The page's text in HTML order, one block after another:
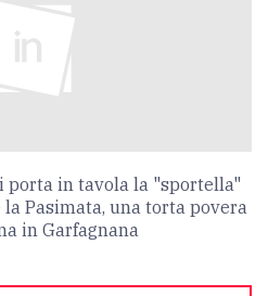
porta in tavola la "sportella"
Pasimata, una torta povera
in Garfagnana